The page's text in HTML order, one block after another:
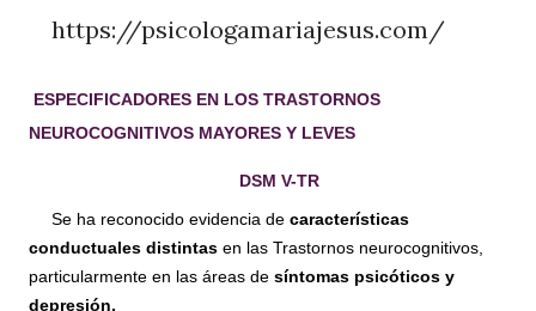
https://psicologamariajesus.com/
ESPECIFICADORES EN LOS TRASTORNOS
NEUROCOGNITIVOS MAYORES Y LEVES
DSM V-TR
Se ha reconocido evidencia de características
conductuales distintas en las Trastornos neurocognitivos,
particularmente en las áreas de síntomas psicóticos y
depresión.